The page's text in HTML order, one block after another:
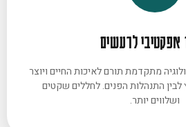
אפקטיבי לרעשים
מתקדמת תורם לאיכות החיים ויוצר
התנהלות הפנים. לחללים שקטים
ושלווים יותר.